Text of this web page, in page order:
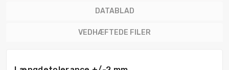
DATABLAD
VEDHÆFTEDE FILER